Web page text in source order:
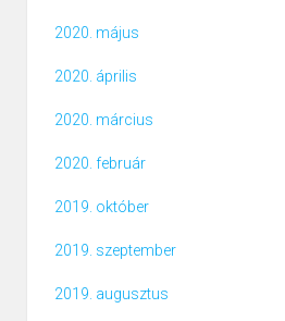
2020. május
2020. április
2020. március
2020. február
2019. október
2019. szeptember
2019. augusztus